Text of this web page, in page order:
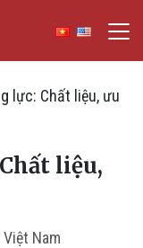
lực: Chất liệu, ưu
liệu,
Việt Nam